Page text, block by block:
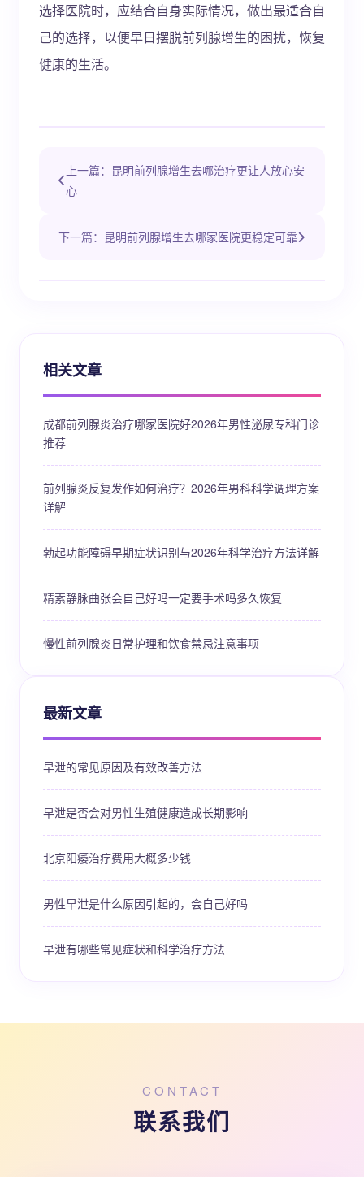
选择医院时，应结合自身实际情况，做出最适合自
己的选择，以便早日摆脱前列腺增生的困扰，恢复
健康的生活。
上一篇：昆明前列腺增生去哪治疗更让人放心安
心
下一篇：昆明前列腺增生去哪家医院更稳定可靠
相关文章
成都前列腺炎治疗哪家医院好2026年男性泌尿专科门诊
推荐
前列腺炎反复发作如何治疗？2026年男科科学调理方案
详解
勃起功能障碍早期症状识别与2026年科学治疗方法详解
精索静脉曲张会自己好吗一定要手术吗多久恢复
慢性前列腺炎日常护理和饮食禁忌注意事项
最新文章
早泄的常见原因及有效改善方法
早泄是否会对男性生殖健康造成长期影响
北京阳痿治疗费用大概多少钱
男性早泄是什么原因引起的，会自己好吗
早泄有哪些常见症状和科学治疗方法
CONTACT
联系我们